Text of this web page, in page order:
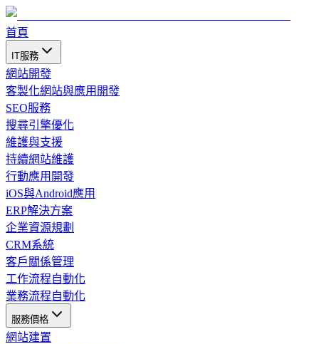
首頁
IT服務
網站開發
客製化網站與應用開發
SEO服務
搜尋引擎優化
維護與支援
持續網站維護
行動應用開發
iOS與Android應用
ERP解決方案
企業資源規劃
CRM系統
客戶關係管理
工作流程自動化
業務流程自動化
服務價格
網站建置